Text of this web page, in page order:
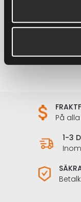
På
1-3